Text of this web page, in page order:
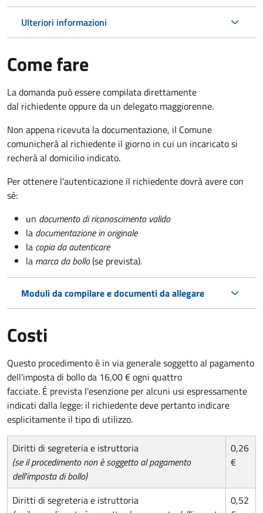
Ulteriori informazioni
Come fare
La domanda può essere compilata direttamente
dal richiedente oppure da un delegato maggiorenne.
Non appena ricevuta la documentazione, il Comune
comunicherà al richiedente il giorno in cui un incaricato si
recherà al domicilio indicato.
Per ottenere l'autenticazione il richiedente dovrà avere con
sé:
un documento di riconoscimento valido
la documentazione in originale
la copia da autenticare
la marca da bollo(se prevista).
Moduli da compilare e documenti da allegare
Costi
Questo procedimento è in via generale soggetto al pagamento
dell'imposta di bollo da 16,00 € ogni quattro
facciate. É prevista l'esenzione per alcuni usi espressamente
indicati dalla legge: il richiedente deve pertanto indicare
esplicitamente il tipo di utilizzo.
Diritti di segreteria e istruttoria
(se il procedimento non è soggetto al pagamento
dell'imposta di bollo)
0,26
€
Diritti di segreteria e istruttoria
0,52